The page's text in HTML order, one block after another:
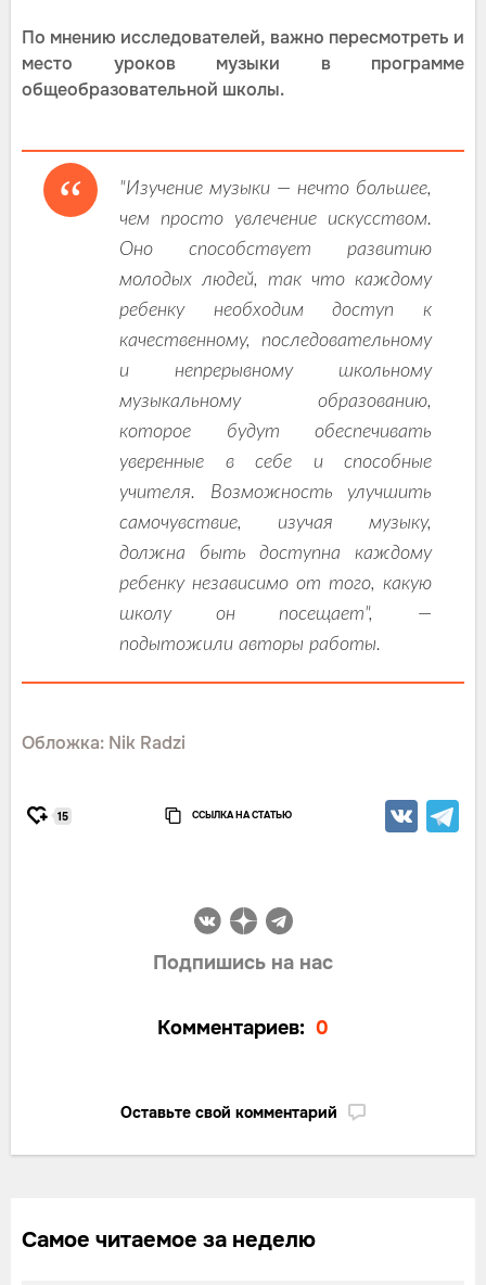
По мнению исследователей, важно пересмотреть и
место уроков музыки в программе
общеобразовательной школы.
"Изучение музыки — нечто большее,
чем просто увлечение искусством.
Оно способствует развитию
молодых людей, так что каждому
ребенку необходим доступ к
качественному, последовательному
и непрерывному школьному
музыкальному образованию,
которое будут обеспечивать
уверенные в себе и способные
учителя. Возможность улучшить
самочувствие, изучая музыку,
должна быть доступна каждому
ребенку независимо от того, какую
школу он посещает", —
подытожили авторы работы.
Обложка: Nik Radzi
15 ССЫЛКА НА СТАТЬЮ
Подпишись на нас
Комментариев: 0
Оставьте свой комментарий
Самое читаемое за неделю